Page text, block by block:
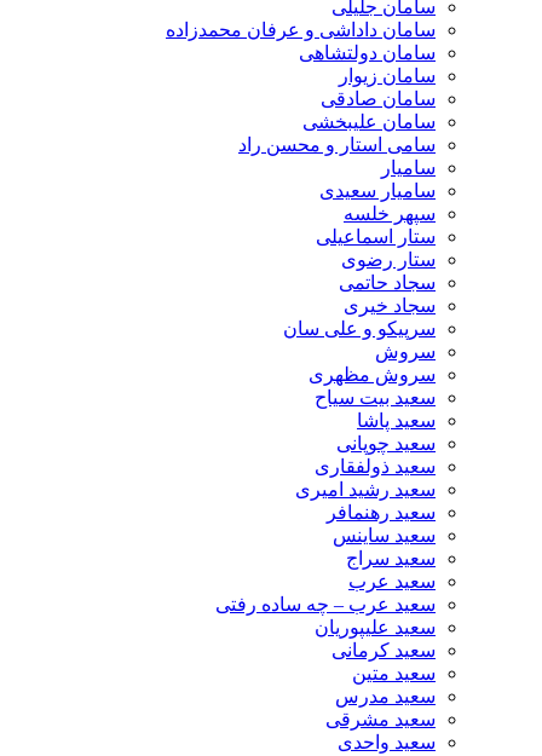
سامان جلیلی
سامان داداشی و عرفان محمدزاده
سامان دولتشاهی
سامان زیوار
سامان صادقی
سامان علیبخشی
سامی استار و محسن راد
سامیار
سامیار سعیدی
سپهر خلسه
ستار اسماعیلی
ستار رضوی
سجاد حاتمی
سجاد خیری
سرپیکو و علی سان
سروش
سروش مظهری
سعید بیت سیاح
سعید پاشا
سعید چوپانی
سعید ذولفقاری
سعید رشید امیری
سعید رهنمافر
سعید ساینس
سعید سراج
سعید عرب
سعید عرب – چه ساده رفتی
سعید علیپوریان
سعید کرمانی
سعید متین
سعید مدرس
سعید مشرقی
سعید واحدی